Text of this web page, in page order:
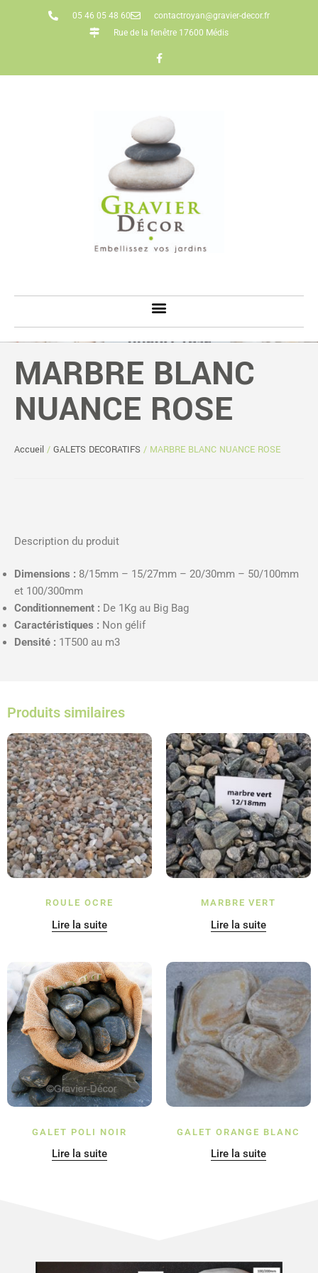
05 46 05 48 60
contactroyan@gravier-decor.fr
Rue de la fenêtre 17600 Médis
MARBRE BLANC
NUANCE ROSE
Accueil / GALETS DECORATIFS / MARBRE BLANC NUANCE ROSE
Description du produit
Dimensions : 8/15mm – 15/27mm – 20/30mm – 50/100mm
et 100/300mm
Conditionnement : De 1Kg au Big Bag
Caractéristiques : Non gélif
Densité : 1T500 au m3
Produits similaires
ROULE OCRE
Lire la suite
MARBRE VERT
Lire la suite
GALET POLI NOIR
Lire la suite
GALET ORANGE BLANC
Lire la suite